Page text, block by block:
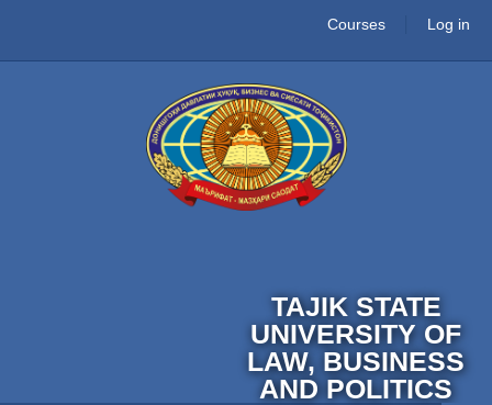
Courses Log in
TAJIK STATE
UNIVERSITY OF
LAW, BUSINESS
AND POLITICS